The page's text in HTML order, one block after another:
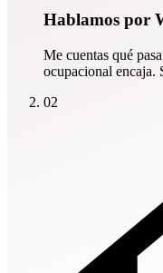
Hablamos por
Me cuentas qué
ocupacional encaja.
02